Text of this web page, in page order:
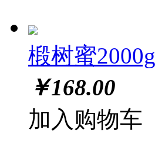
椴树蜜2000g
￥168.00
加入购物车